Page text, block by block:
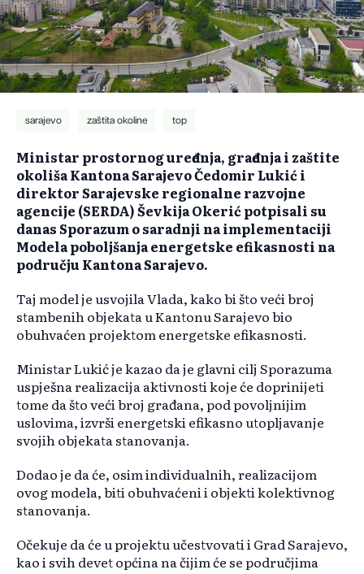
sarajevo zaštita okoline top
Ministar prostornog uređenja, građenja i zaštite
okoliša Kantona Sarajevo Čedomir Lukić i
direktor Sarajevske regionalne razvojne
agencije (SERDA) Ševkija Okerić potpisali su
danas Sporazum o saradnji na implementaciji
Modela poboljšanja energetske efikasnosti na
području Kantona Sarajevo.
Taj model je usvojila Vlada, kako bi što veći broj
stambenih objekata u Kantonu Sarajevo bio
obuhvaćen projektom energetske efikasnosti.
Ministar Lukić je kazao da je glavni cilj Sporazuma
uspješna realizacija aktivnosti koje će doprinijeti
tome da što veći broj građana, pod povoljnijim
uslovima, izvrši energetski efikasno utopljavanje
svojih objekata stanovanja.
Dodao je da će, osim individualnih, realizacijom
ovog modela, biti obuhvaćeni i objekti kolektivnog
stanovanja.
Očekuje da će u projektu učestvovati i Grad Sarajevo,
kao i svih devet općina na čijim će se područjima